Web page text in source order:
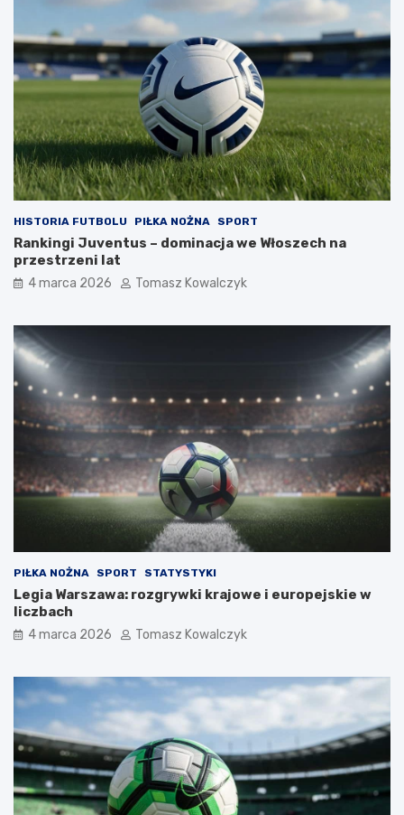
HISTORIA FUTBOLU PIŁKA NOŻNA SPORT
Rankingi Juventus – dominacja we Włoszech na
przestrzeni lat
4 marca 2026 Tomasz Kowalczyk
PIŁKA NOŻNA SPORT STATYSTYKI
Legia Warszawa: rozgrywki krajowe i europejskie w
liczbach
4 marca 2026 Tomasz Kowalczyk